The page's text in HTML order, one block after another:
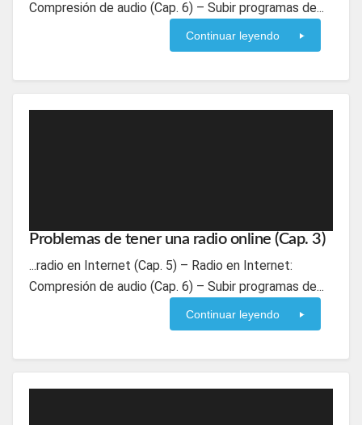
Compresión de audio (Cap. 6) – Subir programas de...
Continuar leyendo
Problemas de tener una radio online (Cap. 3)
...radio en Internet (Cap. 5) – Radio en Internet:
Compresión de audio (Cap. 6) – Subir programas de...
Continuar leyendo